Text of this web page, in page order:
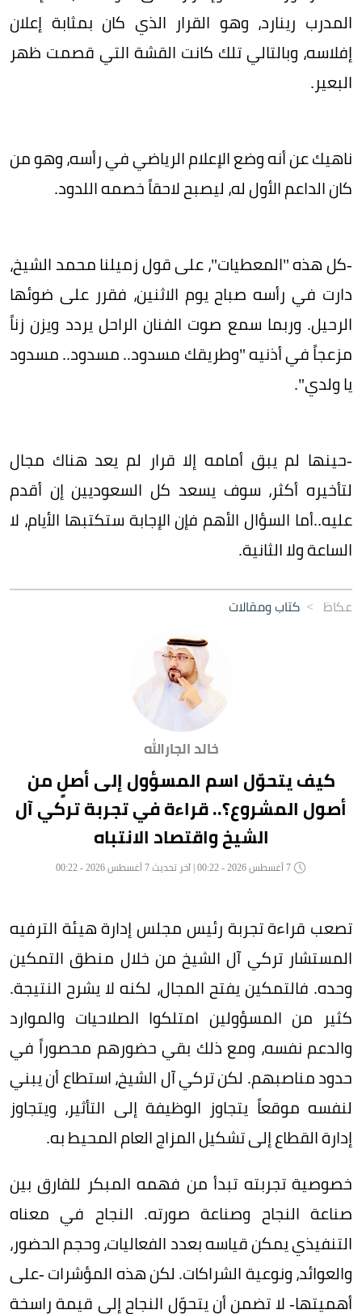
المدرب رينارد، وهو القرار الذي كان بمثابة إعلان
إفلاسه، وبالتالي تلك كانت القشة التي قصمت ظهر
البعير.
ناهيك عن أنه وضع الإعلام الرياضي في رأسه، وهو من
كان الداعم الأول له، ليصبح لاحقاً خصمه اللدود.
-كل هذه "المعطيات"، على قول زميلنا محمد الشيخ،
دارت في رأسه صباح يوم الاثنين، فقرر على ضوئها
الرحيل. وربما سمع صوت الفنان الراحل يردد ويزن زناً
مزعجاً في أذنيه "وطريقك مسدود.. مسدود.. مسدود
يا ولدي".
-حينها لم يبق أمامه إلا قرار لم يعد هناك مجال
لتأخيره أكثر، سوف يسعد كل السعوديين إن أقدم
عليه..أما السؤال الأهم فإن الإجابة ستكتبها الأيام، لا
الساعة ولا الثانية.
عكاظ > كتاب ومقالات
خالد الجارالله
كيف يتحوّل اسم المسؤول إلى أصلٍ من
أصول المشروع؟.. قراءة في تجربة تركي آل
الشيخ واقتصاد الانتباه
تصعب قراءة تجربة رئيس مجلس إدارة هيئة الترفيه
المستشار تركي آل الشيخ من خلال منطق التمكين
وحده. فالتمكين يفتح المجال، لكنه لا يشرح النتيجة.
كثير من المسؤولين امتلكوا الصلاحيات والموارد
والدعم نفسه، ومع ذلك بقي حضورهم محصوراً في
حدود مناصبهم. لكن تركي آل الشيخ، استطاع أن يبني
لنفسه موقعاً يتجاوز الوظيفة إلى التأثير، ويتجاوز
إدارة القطاع إلى تشكيل المزاج العام المحيط به.
خصوصية تجربته تبدأ من فهمه المبكر للفارق بين
صناعة النجاح وصناعة صورته. النجاح في معناه
التنفيذي يمكن قياسه بعدد الفعاليات، وحجم الحضور،
والعوائد، ونوعية الشراكات. لكن هذه المؤشرات -على
أهميتها- لا تضمن أن يتحوّل النجاح إلى قيمة راسخة